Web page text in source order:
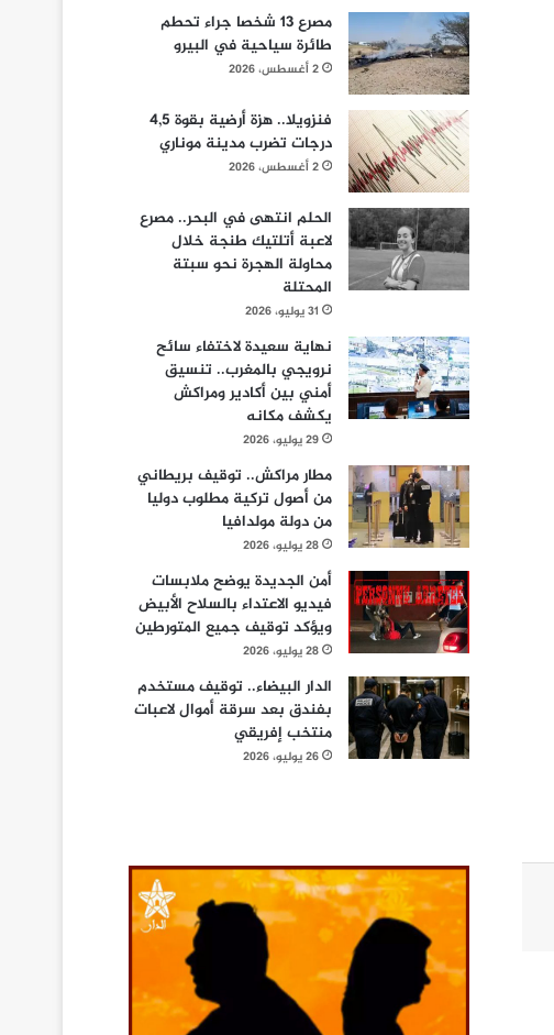
مصرع 13 شخصا جراء تحطم
طائرة سياحية في البيرو
2 أغسطس، 2026
فنزويلا.. هزة أرضية بقوة 4,5
درجات تضرب مدينة موناري
2 أغسطس، 2026
الحلم انتهى في البحر.. مصرع
لاعبة أتلتيك طنجة خلال
محاولة الهجرة نحو سبتة
المحتلة
31 يوليو، 2026
نهاية سعيدة لاختفاء سائح
نرويجي بالمغرب.. تنسيق
أمني بين أكادير ومراكش
يكشف مكانه
29 يوليو، 2026
مطار مراكش.. توقيف بريطاني
من أصول تركية مطلوب دوليا
من دولة مولدافيا
28 يوليو، 2026
أمن الجديدة يوضح ملابسات
فيديو الاعتداء بالسلاح الأبيض
ويؤكد توقيف جميع المتورطين
28 يوليو، 2026
الدار البيضاء.. توقيف مستخدم
بفندق بعد سرقة أموال لاعبات
منتخب إفريقي
26 يوليو، 2026